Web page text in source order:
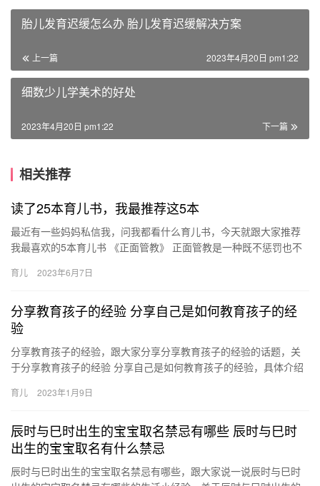
胎儿发育迟缓怎么办 胎儿发育迟缓解决方案
上一篇 2023年4月20日 pm1:22
细数少儿学美术的好处
下一篇
2023年4月20日 pm1:22
相关推荐
读了25本育儿书，我最推荐这5本
最近有一些妈妈私信我，问我都看什么育儿书，今天就跟大家推荐
我最喜欢的5本育儿书 《正面管教》 正面管教是一种既不惩罚也不
问…
育儿 2023年6月7日
分享教育孩子的经验 分享自己是如何教育孩子的经
验
分享教育孩子的经验，跟大家分享分享教育孩子的经验的话题，关
于分享教育孩子的经验 分享自己是如何教育孩子的经验，具体介绍
享…
育儿 2023年1月9日
辰时与巳时出生的宝宝取名禁忌有哪些 辰时与巳时
出生的宝宝取名有什么禁忌
辰时与巳时出生的宝宝取名禁忌有哪些，跟大家说一说辰时与巳时